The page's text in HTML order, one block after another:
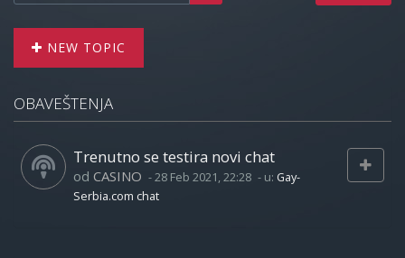
NEW TOPIC
OBAVEŠTENJA
Trenutno se testira novi chat
od CASINO -28 Feb 2021, 22:28 - u: Gay-
Serbia.com chat